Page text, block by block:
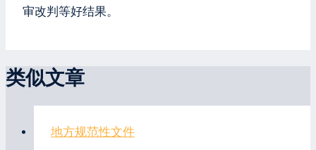
审改判等好结果。
类似文章
地方规范性文件